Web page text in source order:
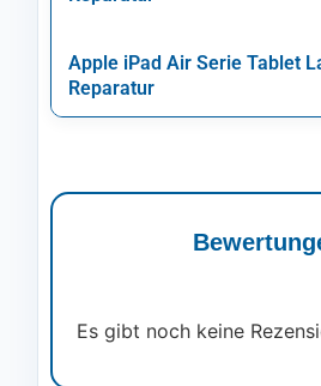
Apple iPad Air Serie Tablet
Reparatur
Es gibt noch keine